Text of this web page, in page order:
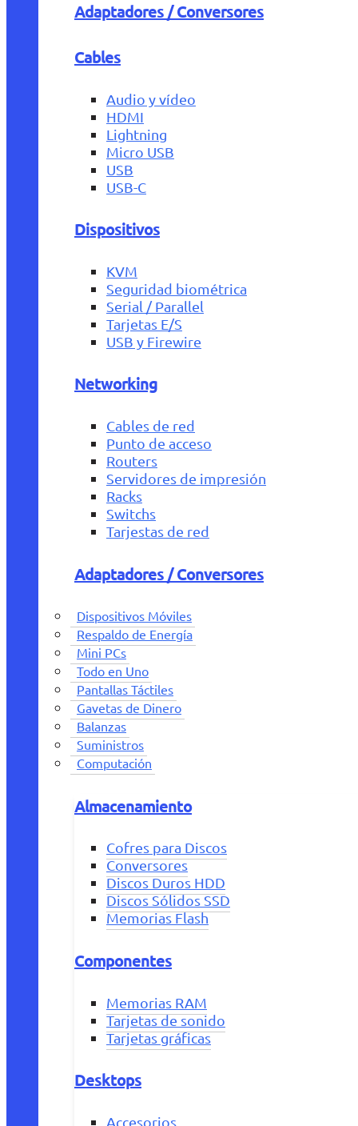
Adaptadores / Conversores
Cables
Audio y vídeo
HDMI
Lightning
Micro USB
USB
USB-C
Dispositivos
KVM
Seguridad biométrica
Serial / Parallel
Tarjetas E/S
USB y Firewire
Networking
Cables de red
Punto de acceso
Routers
Servidores de impresión
Racks
Switchs
Tarjestas de red
Adaptadores / Conversores
Dispositivos Móviles
Respaldo de Energía
Mini PCs
Todo en Uno
Pantallas Táctiles
Gavetas de Dinero
Balanzas
Suministros
Computación
Almacenamiento
Cofres para Discos
Conversores
Discos Duros HDD
Discos Sólidos SSD
Memorias Flash
Componentes
Memorias RAM
Tarjetas de sonido
Tarjetas gráficas
Desktops
Accesorios